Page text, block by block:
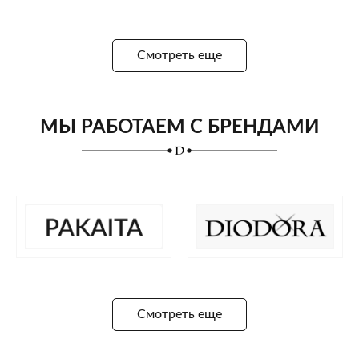
Смотреть еще
МЫ РАБОТАЕМ С БРЕНДАМИ
Смотреть еще